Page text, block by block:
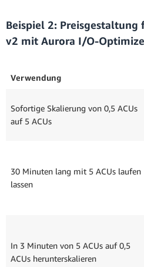
Beispiel 2: Preisgestaltung
v2 mit Aurora I/O-
Verwendung
Sofortige Skalierung von 0,5 ACUs
auf 5 ACUs
30 Minuten lang mit 5 ACUs laufen
lassen
In 3 Minuten von 5 ACUs auf 0,5
ACUs herunterskalieren